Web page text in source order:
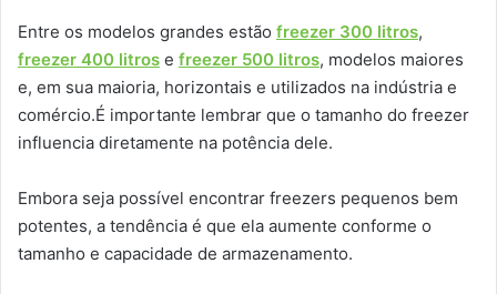
Entre os modelos grandes estão freezer 300 litros,
freezer 400 litros e freezer 500 litros, modelos maiores
e, em sua maioria, horizontais e utilizados na indústria e
comércio.É importante lembrar que o tamanho do freezer
influencia diretamente na potência dele.
Embora seja possível encontrar freezers pequenos bem
potentes, a tendência é que ela aumente conforme o
tamanho e capacidade de armazenamento.